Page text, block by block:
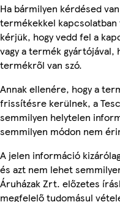
Ha bármilyen kérdésed
termékekkel
kérjük, hogy vedd fel a
vagy a termék gyártójával,
termékről van szó.
Annak ellenére, hogy a
frissítésre kerülnek, a
semmilyen helytelen
semmilyen módon nem
A jelen információ
és azt nem lehet
Áruházak Zrt. előzetes
megfelelő tudomásul